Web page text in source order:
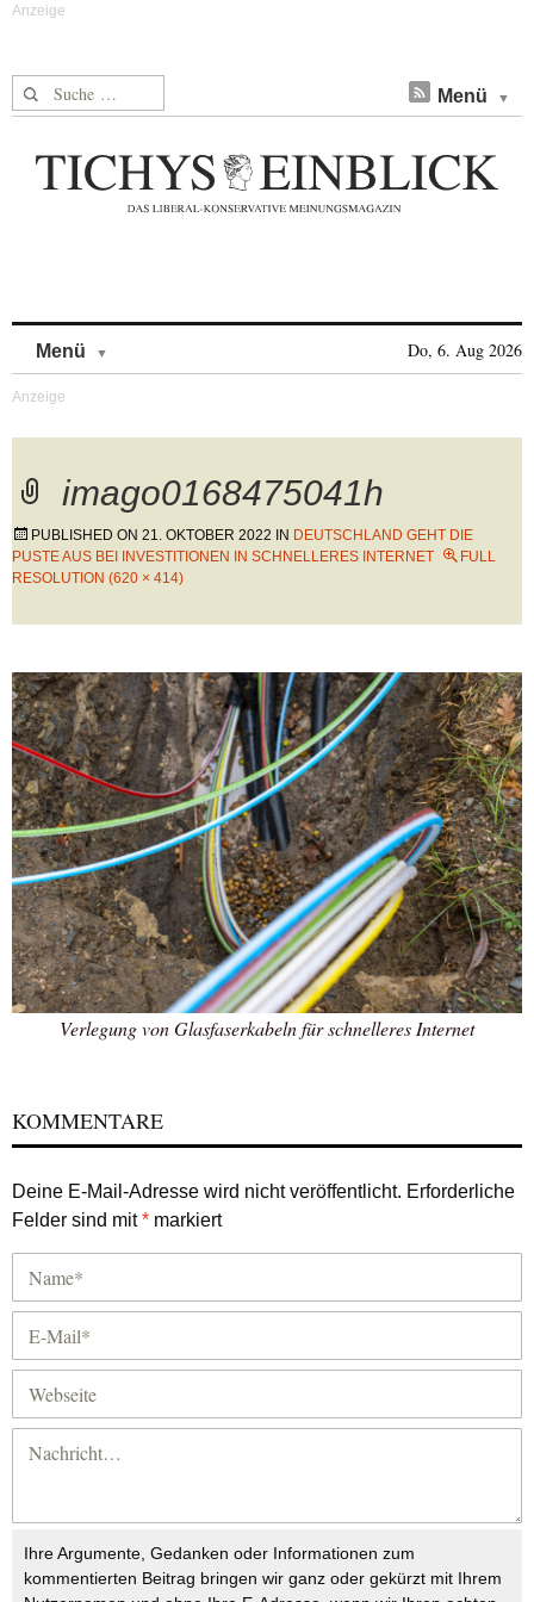
Suche nach: Menü
Menü Do, 6. Aug 2026
imago0168475041h
PUBLISHED ON 21. OKTOBER 2022 IN DEUTSCHLAND GEHT DIE
PUSTE AUS BEI INVESTITIONEN IN SCHNELLERES INTERNET
FULL
RESOLUTION (620 × 414)
Verlegung von Glasfaserkabeln für schnelleres Internet
KOMMENTARE
Deine E-Mail-Adresse wird nicht veröffentlicht. Erforderliche
Felder sind mit* markiert
Ihre Argumente, Gedanken oder Informationen zum
kommentierten Beitrag bringen wir ganz oder gekürzt mit Ihrem